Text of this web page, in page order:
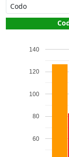
60
80
100
120
140